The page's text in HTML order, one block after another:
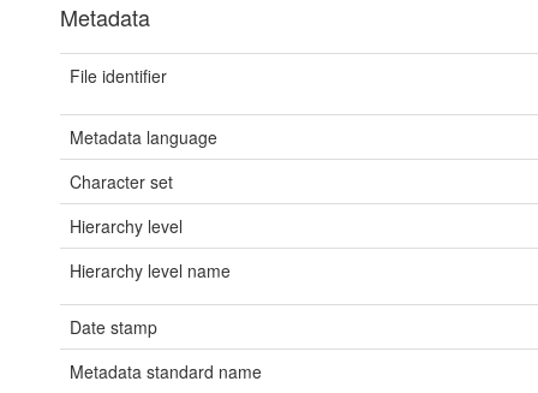
Metadata
File identifier
Metadata language
Character set
Hierarchy level
Hierarchy level name
Date stamp
Metadata standard name